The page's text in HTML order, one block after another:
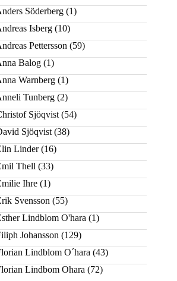
Söderberg (1)
Isberg (10)
Pettersson (59)
Balog (1)
Warnberg (1)
Tunberg (2)
Sjöqvist (54)
Sjöqvist (38)
Linder(16)
Thell (33)
Ihre (1)
Svensson (55)
Lindblom O'hara (1)
Johansson (129)
Lindblom O´hara (43)
Lindbom Ohara (72)